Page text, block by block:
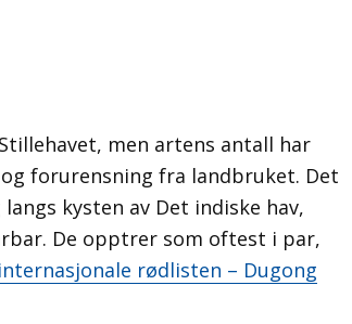
men artens antall har
forurensning fra landbruket. Det
kysten av Det indiske hav,
De opptrer som oftest i par,
rødlisten – Dugong